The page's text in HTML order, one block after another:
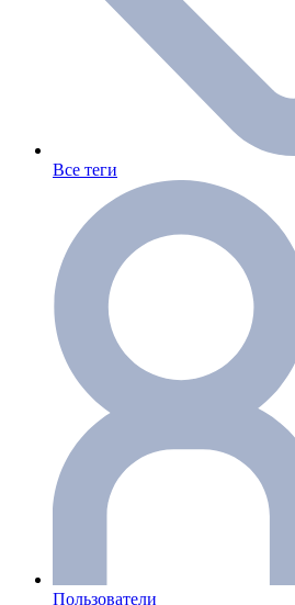
Все теги
Пользователи